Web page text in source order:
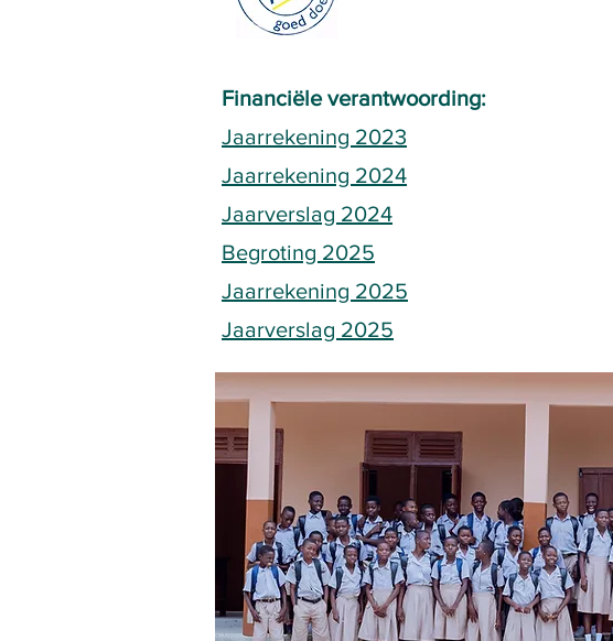
Financiële verantwoording:
Jaarrekening 2023
Jaarrekening 2024
Jaarverslag 2024
Begroting 2025
Jaarrekening 2025
Jaarverslag 2025